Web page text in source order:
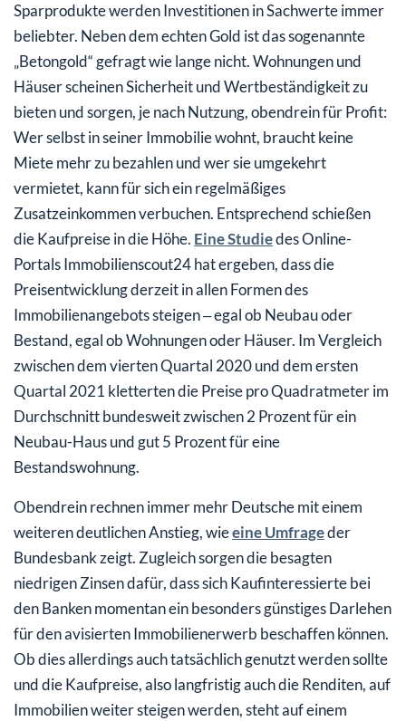
Wie ist der Zustand und wie soll er sein?
Nebenkosten beachten
Sparprodukte werden Investitionen in Sachwerte immer
beliebter. Neben dem echten Gold ist das sogenannte
„Betongold“ gefragt wie lange nicht. Wohnungen und
Häuser scheinen Sicherheit und Wertbeständigkeit zu
bieten und sorgen, je nach Nutzung, obendrein für Profit:
Wer selbst in seiner Immobilie wohnt, braucht keine
Miete mehr zu bezahlen und wer sie umgekehrt
vermietet, kann für sich ein regelmäßiges
Zusatzeinkommen verbuchen. Entsprechend schießen
die Kaufpreise in die Höhe. Eine Studiedes Online-
Portals Immobilienscout24 hat ergeben, dass die
Preisentwicklung derzeit in allen Formen des
Immobilienangebots steigen ‒ egal ob Neubau oder
Bestand, egal ob Wohnungen oder Häuser. Im Vergleich
zwischen dem vierten Quartal 2020 und dem ersten
Quartal 2021 kletterten die Preise pro Quadratmeter im
Durchschnitt bundesweit zwischen 2 Prozent für ein
Neubau-Haus und gut 5 Prozent für eine
Bestandswohnung.
Obendrein rechnen immer mehr Deutsche mit einem
weiteren deutlichen Anstieg, wieeine Umfrageder
Bundesbank zeigt. Zugleich sorgen die besagten
niedrigen Zinsen dafür, dass sich Kaufinteressierte bei
den Banken momentan ein besonders günstiges Darlehen
für den avisierten Immobilienerwerb beschaffen können.
Ob dies allerdings auch tatsächlich genutzt werden sollte
und die Kaufpreise, also langfristig auch die Renditen, auf
Immobilien weiter steigen werden, steht auf einem